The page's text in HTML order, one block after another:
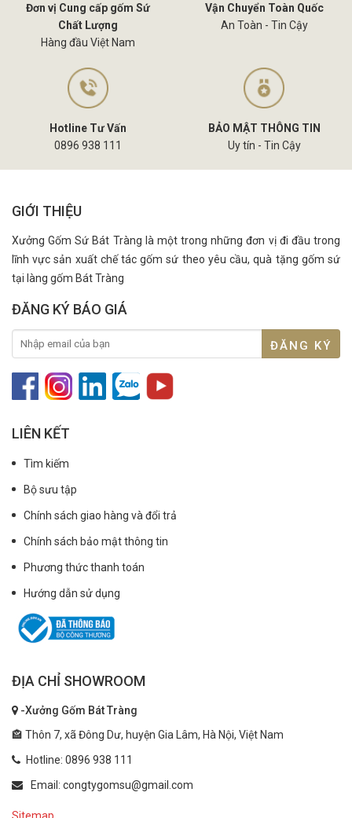
Đơn vị Cung cấp gốm Sứ
Chất Lượng
Hàng đầu Việt Nam
Vận Chuyển Toàn Quốc
An Toàn - Tin Cậy
Hotline Tư Vấn
0896 938 111
BẢO MẬT THÔNG TIN
Uy tín - Tin Cậy
GIỚI THIỆU
Xưởng Gốm Sứ Bát Tràng là một trong những đơn vị đi đầu trong
lĩnh vực sản xuất chế tác gốm sứ theo yêu cầu, quà tặng gốm sứ
tại làng gốm Bát Tràng
ĐĂNG KÝ BÁO GIÁ
LIÊN KẾT
Tìm kiếm
Bộ sưu tập
Chính sách giao hàng và đổi trả
Chính sách bảo mật thông tin
Phương thức thanh toán
Hướng dẫn sử dụng
ĐỊA CHỈ SHOWROOM
-Xưởng Gốm Bát Tràng
🏤 Thôn 7, xã Đông Dư, huyện Gia Lâm, Hà Nội, Việt Nam
Hotline: 0896 938 111
Email: congtygomsu@gmail.com
Sitemap